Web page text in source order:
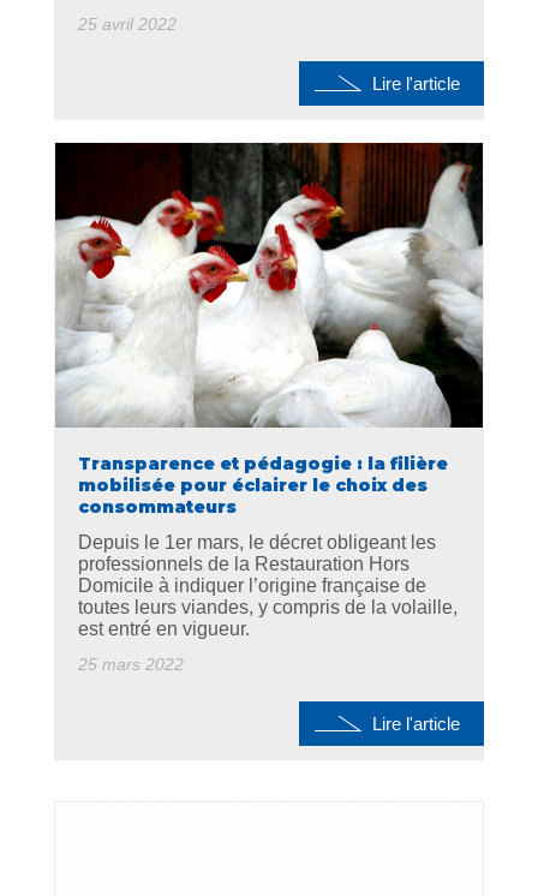
25 avril 2022
Lire l'article
Transparence et pédagogie : la filière
mobilisée pour éclairer le choix des
consommateurs
Depuis le 1er mars, le décret obligeant les
professionnels de la Restauration Hors
Domicile à indiquer l’origine française de
toutes leurs viandes, y compris de la volaille,
est entré en vigueur.
25 mars 2022
Lire l'article